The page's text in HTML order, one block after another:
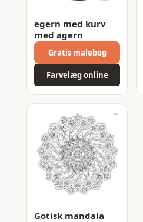
egern med kurv
med agern
Gratis malebog
Farvelæg online
Gotisk mandala